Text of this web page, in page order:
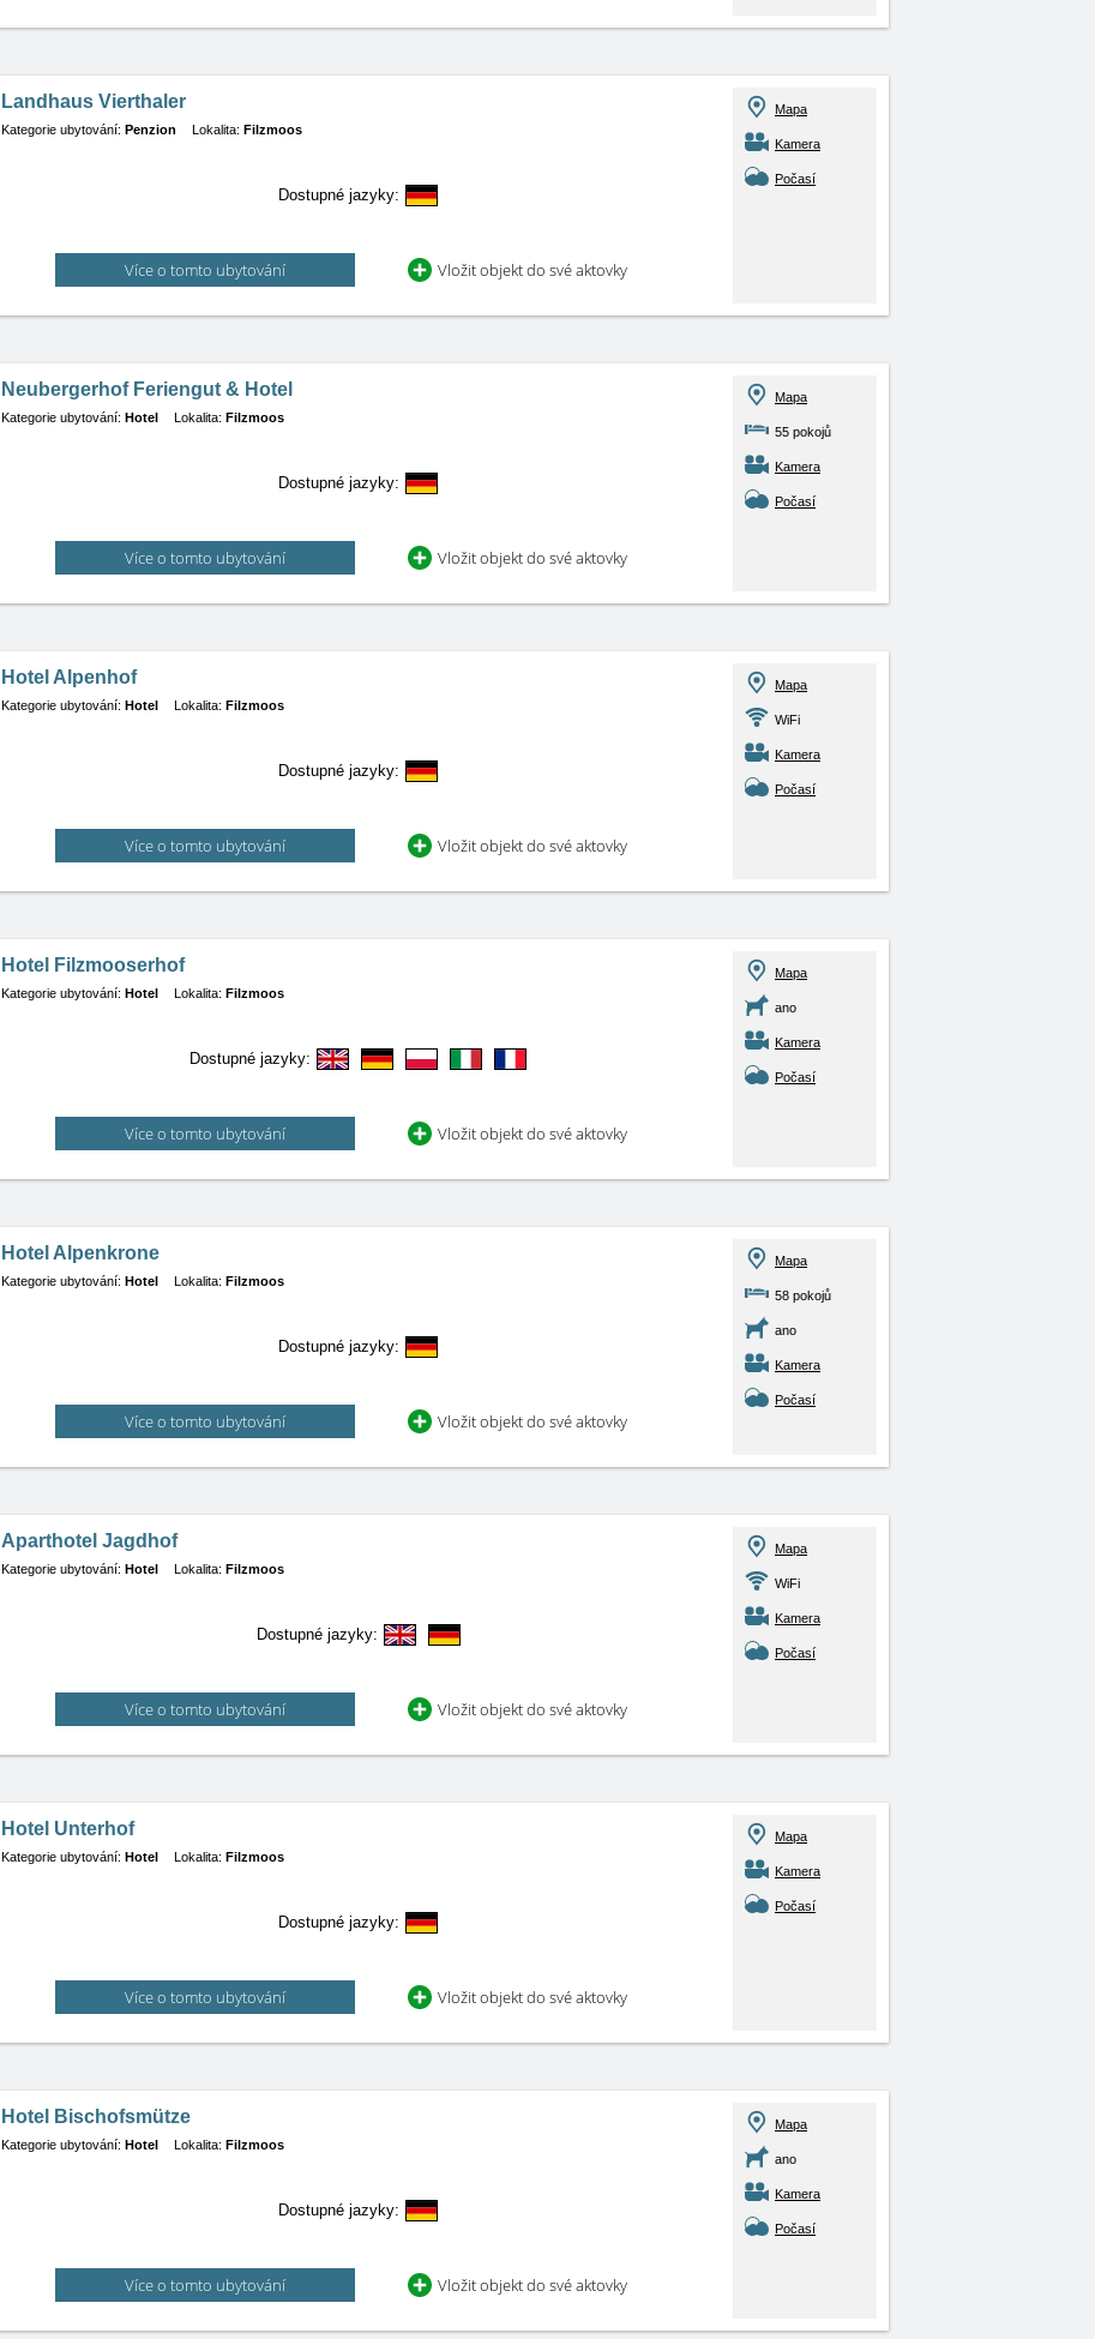
Landhaus Vierthaler
Kategorie ubytování: Penzion Lokalita: Filzmoos
Dostupné jazyky:
Více o tomto ubytování Vložit objekt do své aktovky
Mapa
Kamera
Počasí
Neubergerhof Feriengut & Hotel
Kategorie ubytování: Hotel Lokalita: Filzmoos
Dostupné jazyky:
Více o tomto ubytování Vložit objekt do své aktovky
Mapa
55 pokojů
Kamera
Počasí
Hotel Alpenhof
Kategorie ubytování: Hotel Lokalita: Filzmoos
Dostupné jazyky:
Více o tomto ubytování Vložit objekt do své aktovky
Mapa
WiFi
Kamera
Počasí
Hotel Filzmooserhof
Kategorie ubytování: Hotel Lokalita: Filzmoos
Dostupné jazyky:
Více o tomto ubytování Vložit objekt do své aktovky
Mapa
ano
Kamera
Počasí
Hotel Alpenkrone
Kategorie ubytování: Hotel Lokalita: Filzmoos
Dostupné jazyky:
Více o tomto ubytování Vložit objekt do své aktovky
Mapa
58 pokojů
ano
Kamera
Počasí
Aparthotel Jagdhof
Kategorie ubytování: Hotel Lokalita: Filzmoos
Dostupné jazyky:
Více o tomto ubytování Vložit objekt do své aktovky
Mapa
WiFi
Kamera
Počasí
Hotel Unterhof
Kategorie ubytování: Hotel Lokalita: Filzmoos
Dostupné jazyky:
Více o tomto ubytování Vložit objekt do své aktovky
Mapa
Kamera
Počasí
Hotel Bischofsmütze
Kategorie ubytování: Hotel Lokalita: Filzmoos
Dostupné jazyky:
Více o tomto ubytování Vložit objekt do své aktovky
Mapa
ano
Kamera
Počasí